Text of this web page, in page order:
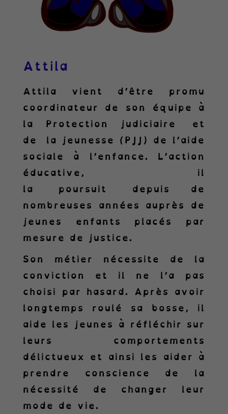
Attila
Attila vient d’être promu
coordinateur de son équipe à
la Protection judiciaire et
de la jeunesse (PJJ) de l’aide
sociale à l’enfance. L’action
éducative, il
la poursuit depuis de
nombreuses années auprès de
jeunes enfants placés par
mesure de justice.
Son métier nécessite de la
conviction et il ne l’a pas
choisi par hasard. Après avoir
longtemps roulé sa bosse, il
aide les jeunes à réfléchir sur
leurs comportements
délictueux et ainsi les aider à
prendre conscience de la
nécessité de changer leur
mode de vie.